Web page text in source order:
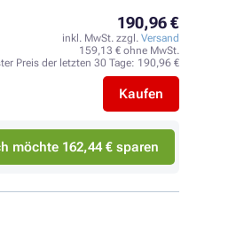
190,96 €
inkl. MwSt. zzgl. Versand
159,13 € ohne MwSt.
Preis der letzten 30 Tage: 190,96 €
Kaufen
möchte 162,44 € sparen